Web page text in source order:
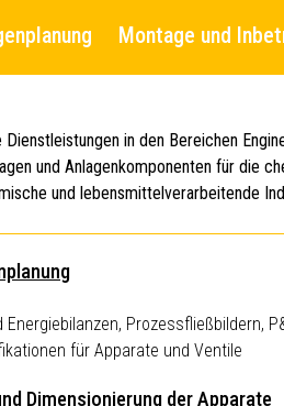
Montage und
in den Bereichen
und Anlagenkomponenten für die
und lebensmittelverarbeitende
Prozessfließbildern,
für Apparate und Ventile
Dimensionierung der Apparate